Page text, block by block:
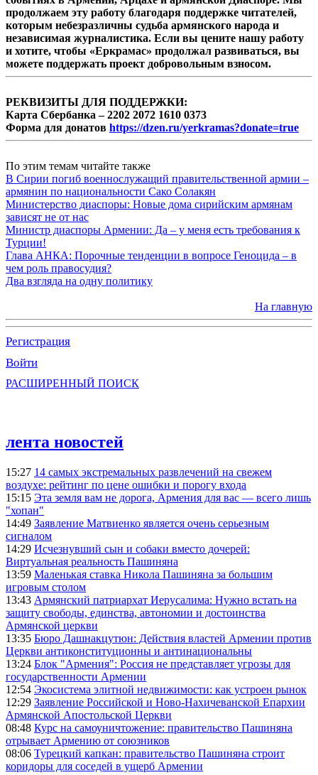
продолжаем эту работу благодаря поддержке читателей,
которым небезразличны судьба армянского народа и
независимая журналистика. Если вы цените нашу работу
и хотите, чтобы «Еркрамас» продолжал развиваться, вы
можете поддержать проект добровольным взносом.
РЕКВИЗИТЫ ДЛЯ ПОДДЕРЖКИ:
Карта Сбербанка – 2202 2072 1610 0373
Форма для донатов https://dzen.ru/yerkramas?donate=true
По этим темам читайте также
В Сирии погиб военнослужащий правительственной армии –
армянин по национальности Сако Солакян
Министерство диаспоры: Новые дома сирийским армянам
зависят не от нас
Министр диаспоры Армении: Да – у меня есть требования к
Турции!
Глава АНКА: Порочные тенденции в вопросе Геноцида – в
чем роль правосудия?
Два взгляда на одну политику
На главную
Регистрация
Войти
РАСШИРЕННЫЙ ПОИСК
лента новостей
15:27 14 самых экстремальных развлечений на свежем
воздухе: рейтинг по цене ошибки и порогу входа
15:15 Эта земля вам не дорога, Армения для вас — всего лишь
"хопан"
14:49 Заявление Матвиенко является очень серьезным
сигналом
14:29 Исчезнувший сын и собаки вместо дочерей:
Виртуальная реальность Пашиняна
13:59 Маленькая ставка Никола Пашиняна за большим
игровым столом
13:43 Армянский патриархат Иерусалима: Нужно встать на
защиту свободы, единства, автономии и достоинства
Армянской церкви
13:35 Бюро Дашнакцутюн: Действия властей Армении против
Церкви антиконституционны и антинациональны
13:24 Блок "Армения": Россия не представляет угрозы для
государственности Армении
12:54 Экосистема элитной недвижимости: как устроен рынок
12:29 Заявление Российской и Ново-Нахичеванской Епархии
Армянской Апостольской Церкви
08:48 Курс на самоуничтожение: правительство Пашиняна
отрывает Армению от союзников
08:06 Турецкий капкан: правительство Пашиняна строит
коридоры для соседей в ущерб Армении